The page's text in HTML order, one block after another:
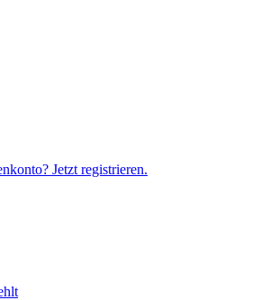
Jetzt registrieren.